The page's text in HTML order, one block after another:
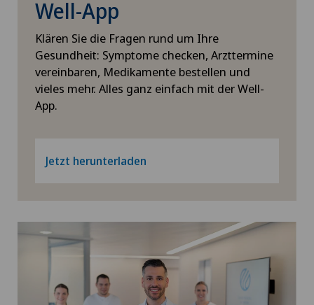
Hüftarthrose
Hüftchirurgie
Hüftimpingement
ICL-Technik
Infektiologie
Intermediate Care IMC
Xundheitszentrum Seewadel
Xundheitszentrum Silvaplana
Xundheitszentrum Stein am Rhein
Well-App
Klären Sie die Fragen rund um Ihre
Gesundheit: Symptome checken, Arzttermine
vereinbaren, Medikamente bestellen und
vieles mehr. Alles ganz einfach mit der Well-
App.
Jetzt herunterladen